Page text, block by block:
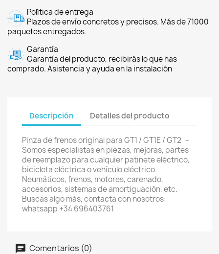
Política de entrega
Plazos de envío concretos y precisos. Más de 71000
paquetes entregados.
Garantía
Garantía del producto, recibirás lo que has
comprado. Asistencia y ayuda en la instalación
Descripción Detalles del producto
Pinza de frenos original para GT1 / GT1E / GT2 -
Somos especialistas en piezas, mejoras, partes
de reemplazo para cualquier patinete eléctrico,
bicicleta eléctrica o vehículo eléctrico.
Neumáticos, frenos, motores, carenado,
accesorios, sistemas de amortiguación, etc.
Buscas algo más, contacta con nosotros:
whatsapp +34 696403761
Comentarios (0)